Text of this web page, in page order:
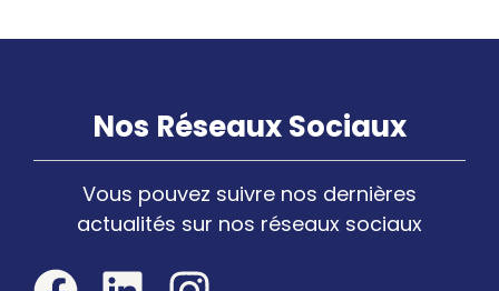
Nos Réseaux Sociaux
Vous pouvez suivre nos dernières
actualités sur nos réseaux sociaux